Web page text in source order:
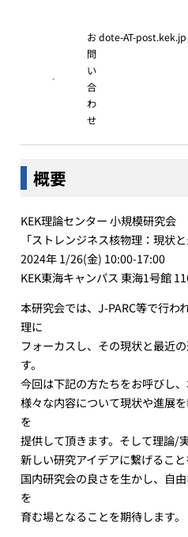
お
問
い
合
わ
せ
dote-AT-post.kek.jp
概要
KEK理論センター 小規模研究会
「ストレンジネス核物理：現状と
2024年 1/26(金) 10:00-17:00
KEK東海キャンパス 東海1号館
本研究会では、J-PARC等で行わ
理に
フォーカスし、その現状と最近
す。
今回は下記の方たちをお呼びし
様々な内容について現状や進展
を
提供して頂きます。そして理論/
新しい研究アイデアに繋げること
国内研究会の良さを生かし、自
を
育む場となることを期待します。